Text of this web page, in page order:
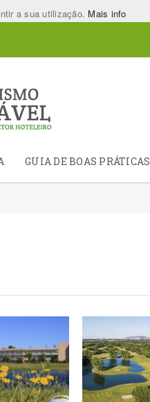
a sua utilização. Mais info
GUIA DE BOAS PRÁTICAS